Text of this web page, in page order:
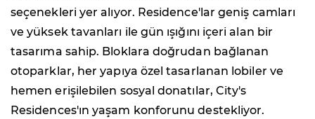
seçenekleri yer alıyor. Residence'lar geniş camları
ve yüksek tavanları ile gün ışığını içeri alan bir
tasarıma sahip. Bloklara doğrudan bağlanan
otoparklar, her yapıya özel tasarlanan lobiler ve
hemen erişilebilen sosyal donatılar, City's
Residences'ın yaşam konforunu destekliyor.